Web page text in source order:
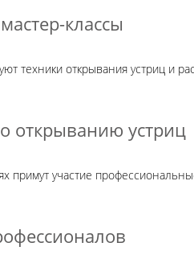
классы
техники открывания устриц и
открыванию устриц
примут участие